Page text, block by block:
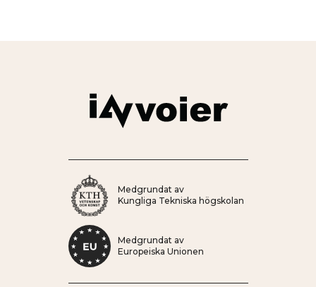
Medgrundat av
Kungliga Tekniska högskolan
Medgrundat av
Europeiska Unionen